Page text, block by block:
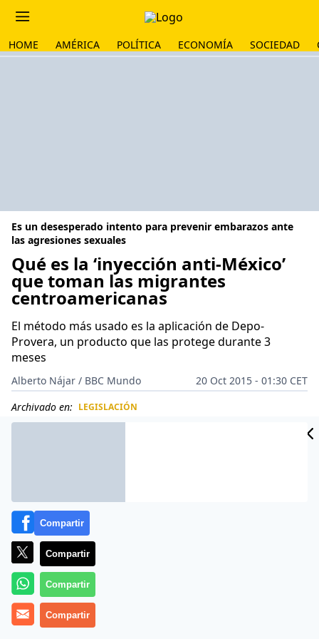
HOME AMÉRICA POLÍTICA ECONOMÍA SOCIEDAD
Es un desesperado intento para prevenir embarazos ante
las agresiones sexuales
Qué es la ‘inyección anti-México’
que toman las migrantes
centroamericanas
El método más usado es la aplicación de Depo-
Provera, un producto que las protege durante 3
meses
Alberto Nájar / BBC Mundo
20 Oct 2015 - 01:30 CET
Archivado en: LEGISLACIÓN
Compartir
Compartir
Compartir
Compartir